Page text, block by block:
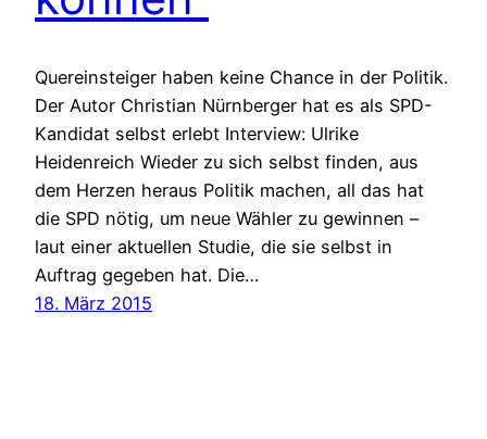
Quereinsteiger haben keine Chance in der Politik.
Der Autor Christian Nürnberger hat es als SPD-
Kandidat selbst erlebt Interview: Ulrike
Heidenreich Wieder zu sich selbst finden, aus
dem Herzen heraus Politik machen, all das hat
die SPD nötig, um neue Wähler zu gewinnen –
laut einer aktuellen Studie, die sie selbst in
Auftrag gegeben hat. Die…
18. März 2015